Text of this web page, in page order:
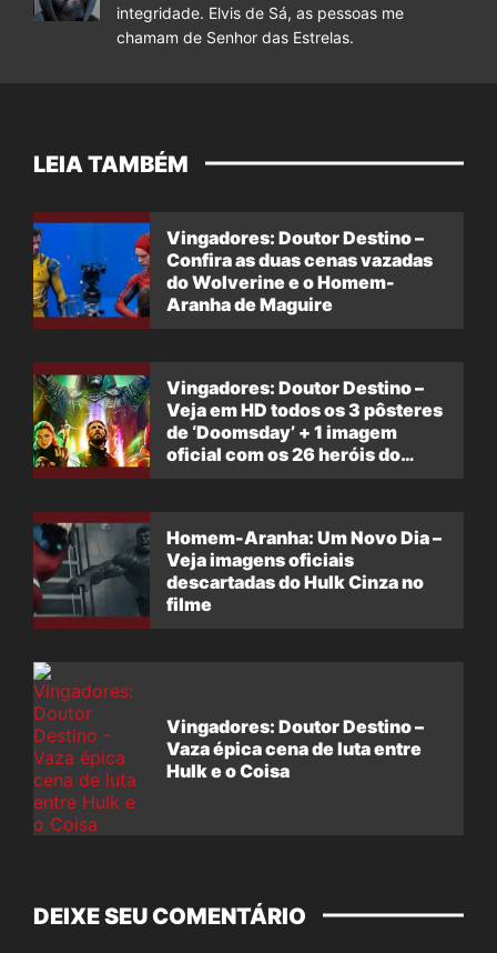
integridade. Elvis de Sá, as pessoas me
chamam de Senhor das Estrelas.
LEIA TAMBÉM
Vingadores: Doutor Destino –
Confira as duas cenas vazadas
do Wolverine e o Homem-
Aranha de Maguire
Vingadores: Doutor Destino –
Veja em HD todos os 3 pôsteres
de ‘Doomsday’ + 1 imagem
oficial com os 26 heróis do
Homem-Aranha: Um Novo Dia –
Veja imagens oficiais
descartadas do Hulk Cinza no
filme
Vingadores: Doutor Destino –
Vaza épica cena de luta entre
Hulk e o Coisa
DEIXE SEU COMENTÁRIO